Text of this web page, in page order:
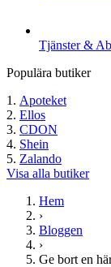
Tjänster &
Populära butiker
Apoteket
Ellos
CDON
Shein
Zalando
Visa alla butiker
Hem
›
Bloggen
›
Ge bort en